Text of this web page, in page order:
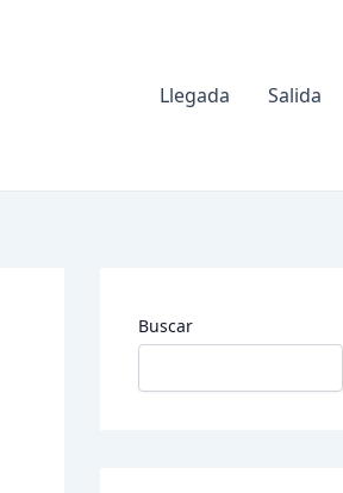
Llegada Salida
Buscar